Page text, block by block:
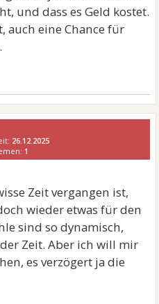
und dass es Geld kostet.
auch eine Chance für
26.12.2025
1
Zeit vergangen ist,
wieder etwas für den
sind so dynamisch,
Zeit. Aber ich will mir
es verzögert ja die